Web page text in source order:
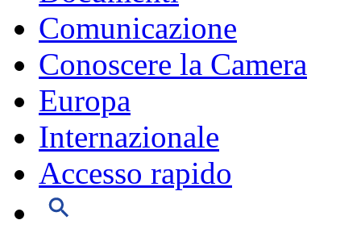
Comunicazione
Conoscere la Camera
Europa
Internazionale
Accesso rapido